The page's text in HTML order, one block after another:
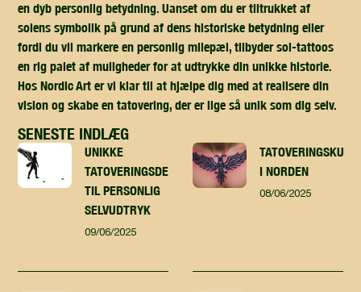
en dyb personlig betydning. Uanset om du er tiltrukket af
solens symbolik på grund af dens historiske betydning eller
fordi du vil markere en personlig milepæl, tilbyder sol-tattoos
en rig palet af muligheder for at udtrykke din unikke historie.
Hos Nordic Art er vi klar til at hjælpe dig med at realisere din
vision og skabe en tatovering, der er lige så unik som dig selv.
SENESTE INDLÆG
UNIKKE
TATOVERINGSDESIGN
TIL PERSONLIG
SELVUDTRYK
09/06/2025
TATOVERINGSKUNST
I NORDEN
08/06/2025